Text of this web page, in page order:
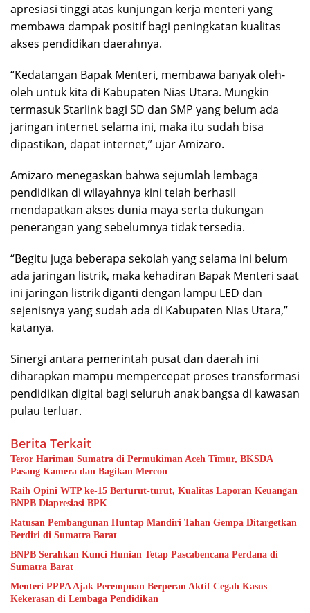
apresiasi tinggi atas kunjungan kerja menteri yang
membawa dampak positif bagi peningkatan kualitas
akses pendidikan daerahnya.
“Kedatangan Bapak Menteri, membawa banyak oleh-
oleh untuk kita di Kabupaten Nias Utara. Mungkin
termasuk Starlink bagi SD dan SMP yang belum ada
jaringan internet selama ini, maka itu sudah bisa
dipastikan, dapat internet,” ujar Amizaro.
Amizaro menegaskan bahwa sejumlah lembaga
pendidikan di wilayahnya kini telah berhasil
mendapatkan akses dunia maya serta dukungan
penerangan yang sebelumnya tidak tersedia.
“Begitu juga beberapa sekolah yang selama ini belum
ada jaringan listrik, maka kehadiran Bapak Menteri saat
ini jaringan listrik diganti dengan lampu LED dan
sejenisnya yang sudah ada di Kabupaten Nias Utara,”
katanya.
Sinergi antara pemerintah pusat dan daerah ini
diharapkan mampu mempercepat proses transformasi
pendidikan digital bagi seluruh anak bangsa di kawasan
pulau terluar.
Berita Terkait
Teror Harimau Sumatra di Permukiman Aceh Timur, BKSDA
Pasang Kamera dan Bagikan Mercon
Raih Opini WTP ke-15 Berturut-turut, Kualitas Laporan Keuangan
BNPB Diapresiasi BPK
Ratusan Pembangunan Huntap Mandiri Tahan Gempa Ditargetkan
Berdiri di Sumatra Barat
BNPB Serahkan Kunci Hunian Tetap Pascabencana Perdana di
Sumatra Barat
Menteri PPPA Ajak Perempuan Berperan Aktif Cegah Kasus
Kekerasan di Lembaga Pendidikan